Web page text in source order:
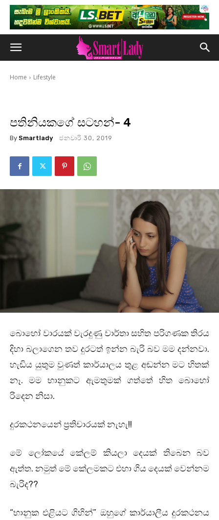
Home Lifestyle
පතිනියකගේ සටහන්- 4
By Smartlady ජනවාරි 30, 2019
බොහෝ වාරයක් වැරදුණු වාර්තා සහිත පරිගණක තිරය
දිහා බලාගෙන තව දුරටත් ඉන්න බැරි බව මම දන්නවා.
හැඬිය යුතුම වුණත් කාර්යාලය තුළ අඬන්න මට හිතක්
නෑ. මම භානුකට ඇමතුමක් ගත්තේ හිත බොහෝ
රිදෙන නිසා.
දුරකථනයෙන් ප්‍රතිචාරයක් නැහැ!!
මේ ලෝකයේ කේලම් කියලා දෙයක් තිබෙන බව
ඇත්ත. නමුත් මේ කේලමකට එහා ගිය දෙයක් වෙන්නම
බැරිද??
“භානුක එළියට ගිහින්” ඔහුගේ කාර්යාලීය දුරකථනය